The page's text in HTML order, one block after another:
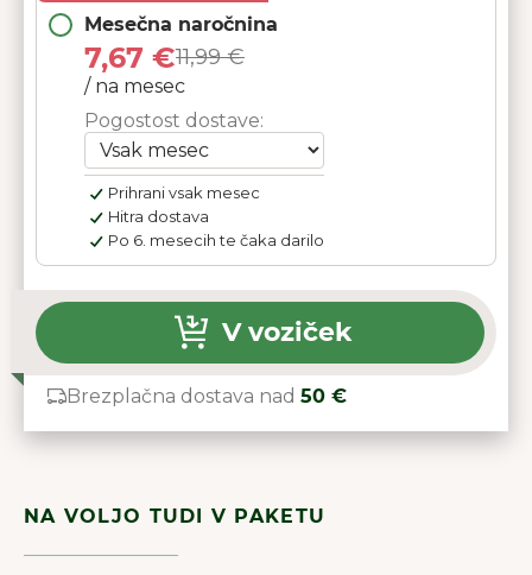
Mesečna naročnina
7,67 €11,99 €
/ na mesec
Pogostost dostave:
Prihrani vsak mesec
Hitra dostava
Po 6. mesecih te čaka darilo
V voziček
Brezplačna dostava nad 50 €
NA VOLJO TUDI V PAKETU